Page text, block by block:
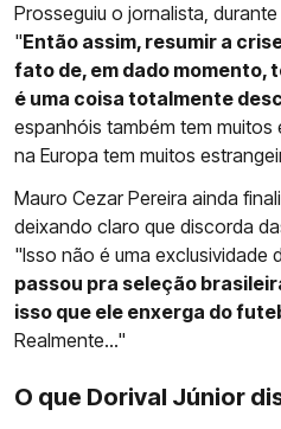
Prosseguiu o jornalista,
"Então assim, resumir a
fato de, em dado momento,
é uma coisa totalmente
espanhóis também tem muitos
na Europa tem muitos
Mauro Cezar Pereira ainda
deixando claro que discorda
"Isso não é uma exclusividade
passou pra seleção
isso que ele enxerga do
Realmente..."
O que Dorival Júnior